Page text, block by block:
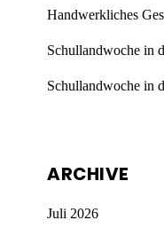
Handwerkliches
Schullandwoche in
Schullandwoche in
ARCHIVE
Juli 2026